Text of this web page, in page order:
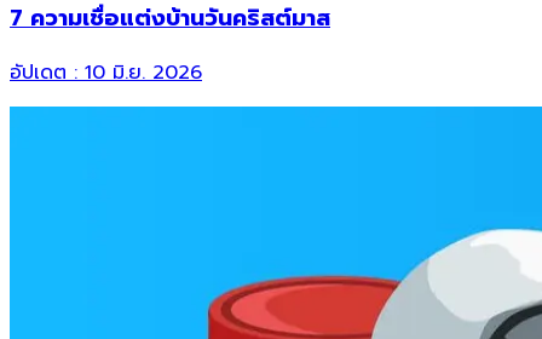
7 ความเชื่อแต่งบ้านวันคริสต์มาส
อัปเดต :10 มิ.ย. 2026